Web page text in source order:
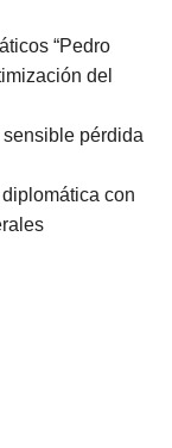
“Pedro
del
pérdida
con